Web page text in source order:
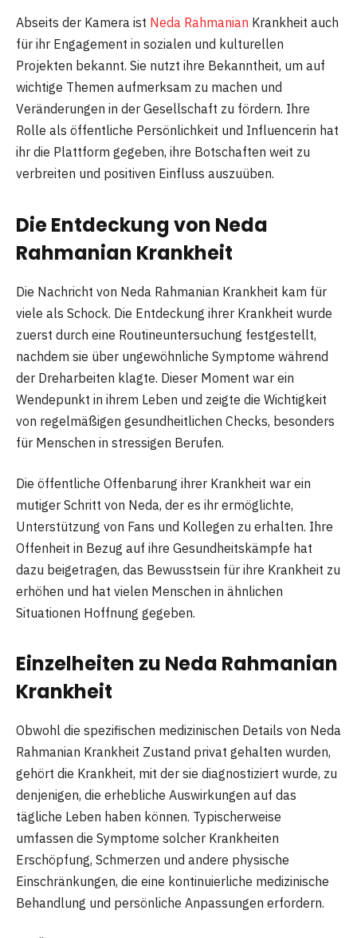
Abseits der Kamera ist Neda Rahmanian Krankheit auch
für ihr Engagement in sozialen und kulturellen
Projekten bekannt. Sie nutzt ihre Bekanntheit, um auf
wichtige Themen aufmerksam zu machen und
Veränderungen in der Gesellschaft zu fördern. Ihre
Rolle als öffentliche Persönlichkeit und Influencerin hat
ihr die Plattform gegeben, ihre Botschaften weit zu
verbreiten und positiven Einfluss auszuüben.
Die Entdeckung von Neda
Rahmanian Krankheit
Die Nachricht von Neda Rahmanian Krankheit kam für
viele als Schock. Die Entdeckung ihrer Krankheit wurde
zuerst durch eine Routineuntersuchung festgestellt,
nachdem sie über ungewöhnliche Symptome während
der Dreharbeiten klagte. Dieser Moment war ein
Wendepunkt in ihrem Leben und zeigte die Wichtigkeit
von regelmäßigen gesundheitlichen Checks, besonders
für Menschen in stressigen Berufen.
Die öffentliche Offenbarung ihrer Krankheit war ein
mutiger Schritt von Neda, der es ihr ermöglichte,
Unterstützung von Fans und Kollegen zu erhalten. Ihre
Offenheit in Bezug auf ihre Gesundheitskämpfe hat
dazu beigetragen, das Bewusstsein für ihre Krankheit zu
erhöhen und hat vielen Menschen in ähnlichen
Situationen Hoffnung gegeben.
Einzelheiten zu Neda Rahmanian
Krankheit
Obwohl die spezifischen medizinischen Details von Neda
Rahmanian Krankheit Zustand privat gehalten wurden,
gehört die Krankheit, mit der sie diagnostiziert wurde, zu
denjenigen, die erhebliche Auswirkungen auf das
tägliche Leben haben können. Typischerweise
umfassen die Symptome solcher Krankheiten
Erschöpfung, Schmerzen und andere physische
Einschränkungen, die eine kontinuierliche medizinische
Behandlung und persönliche Anpassungen erfordern.